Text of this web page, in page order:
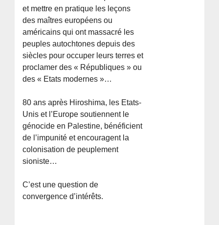
et mettre en pratique les leçons
des maîtres européens ou
américains qui ont massacré les
peuples autochtones depuis des
siècles pour occuper leurs terres et
proclamer des « Républiques » ou
des « Etats modernes »…
80 ans après Hiroshima, les Etats-
Unis et l’Europe soutiennent le
génocide en Palestine, bénéficient
de l’impunité et encouragent la
colonisation de peuplement
sioniste…
C’est une question de
convergence d’intérêts.